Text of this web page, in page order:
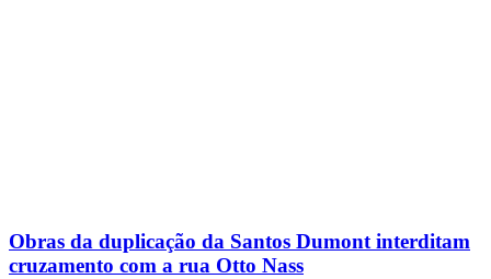
Obras da duplicação da Santos Dumont interditam
cruzamento com a rua Otto Nass